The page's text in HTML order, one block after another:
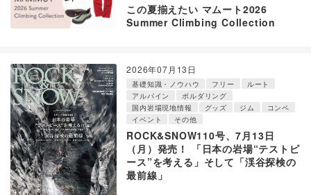
この夏揃えたい マムート2026
Summer Climbing Collection
2026年07月13日
基礎知識・ノウハウ フリー
ルート
アルパイン
ボルダリング
国内岩場現地情報
グッズ ジム
コンペ
イベント
その他
ROCK&SNOW110号、7月13日
（月）発売！ 「日本の岩場“テストピ
ース”を考える」そして「渓谷探検の
最前線」